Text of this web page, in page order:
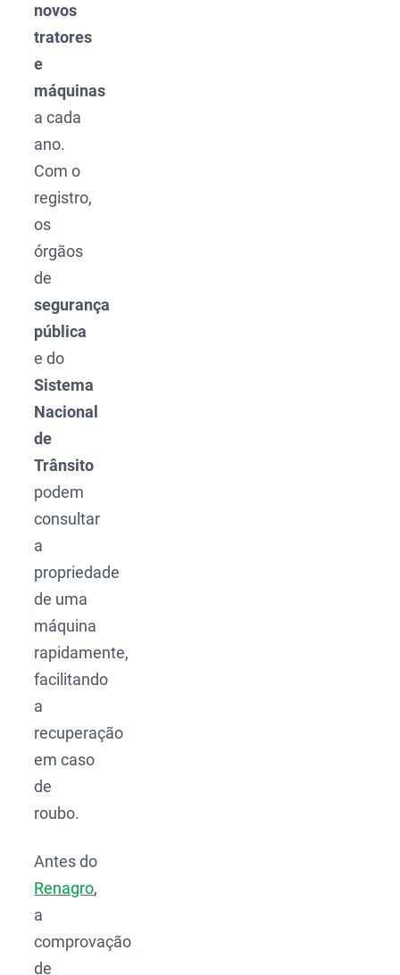
novos
tratores
e
máquinas
a cada
ano.
Com o
registro,
os
órgãos
de
segurança
pública
e do
Sistema
Nacional
de
Trânsito
podem
consultar
a
propriedade
de uma
máquina
rapidamente,
facilitando
a
recuperação
em caso
de
roubo.
Antes do
Renagro,
a
comprovação
de